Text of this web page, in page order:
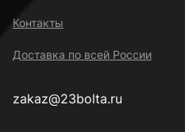
Контакты
Доставка по всей России
zakaz@23bolta.ru